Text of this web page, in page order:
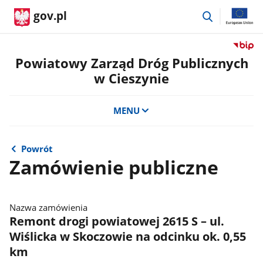
gov.pl
przejdź
Przejdź
do
Powiatowy Zarząd Dróg Publicznych
w Cieszynie
MENU
Powrót
Zamówienie publiczne
Nazwa zamówienia
Remont drogi powiatowej 2615 S – ul.
Wiślicka w Skoczowie na odcinku ok. 0,55
km